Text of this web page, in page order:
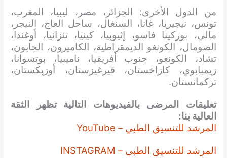
من الدول الأخرى: الجزائر، مصر، ليبيا، المغرب،
تونس، نيجيريا، غانا، السنغال، ساحل العاج، النيجر،
مالي، بوركينا فاسو، إثيوبيا، كينيا، تنزانيا، أوغندا،
الصومال، الكونغو الديمقراطية، الكاميرون، الجابون،
تشاد، الكونغو، جنوب أفريقيا، ناميبيا، بوتسوانا،
زيمبابوي، كازاخستان، قيرغيزستان، أوزبكستان،
تركمانستان.
تعليقات المرضى بالفيديوهات التالية تظهر الثقة
العالية بنا:
المرشد للتنسيق الطبي – YouTube
المرشد للتنسيق الطبي – INSTAGRAM